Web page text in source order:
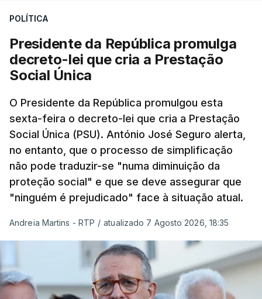
POLÍTICA
Presidente da República promulga
decreto-lei que cria a Prestação
Social Única
O Presidente da República promulgou esta
sexta-feira o decreto-lei que cria a Prestação
Social Única (PSU). António José Seguro alerta,
no entanto, que o processo de simplificação
não pode traduzir-se "numa diminuição da
proteção social" e que se deve assegurar que
"ninguém é prejudicado" face à situação atual.
Andreia Martins - RTP / atualizado 7 Agosto 2026, 18:35